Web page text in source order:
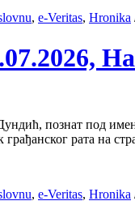
, e-Veritas, Hronika
познат под
грађанског рата на
, e-Veritas, Hronika